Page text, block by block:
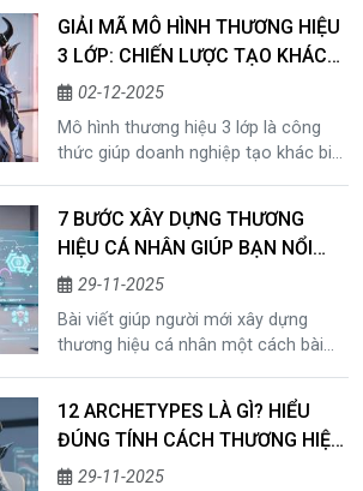
cần một hệ thống AI change
management rõ ràng, dựa trên dữ
liệu và chiến lược AI-first. Bài viết
phân tích cách quản trị đổi mới AI
study thực tế từ DBS Bank.
GIẢI MÃ MÔ HÌNH THƯƠNG HIỆU
3 LỚP: CHIẾN LƯỢC TẠO KHÁC
BIỆT HIỆU QUẢ NHẤT HIỆN NAY
02-12-2025
Mô hình thương hiệu 3 lớp là công
thức giúp doanh nghiệp tạo khác biệt
nghiệm và hình ảnh bên ngoài. Bài
viết giải thích rõ mô hình, cách triển
khai và lý do đây là chiến lược hiệu
quả nhất hiện nay.
7 BƯỚC XÂY DỰNG THƯƠNG
HIỆU CÁ NHÂN GIÚP BẠN NỔI
BẬT TRONG 30 NGÀY
29-11-2025
Bài viết giúp người mới xây dựng
thương hiệu cá nhân một cách bài
lõi, định vị bản thân, thiết kế giọng
nói thương hiệu và ứng dụng AI-first.
Đây là hướng dẫn toàn diện giúp cá
nhân phát triển bền vững trong môi
12 ARCHETYPES LÀ GÌ? HIỂU
ĐÚNG TÍNH CÁCH THƯƠNG HIỆU
CHỈ TRONG VÀI PHÚT
29-11-2025